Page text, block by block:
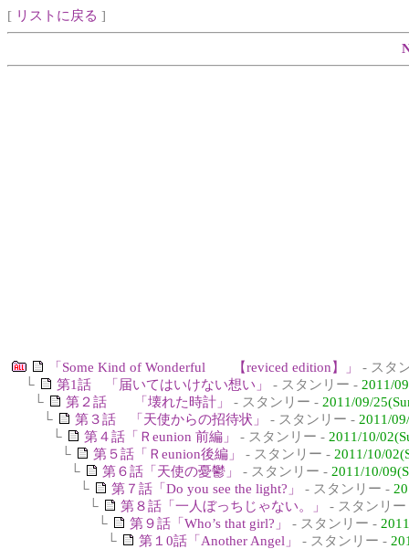
[ リストに戻る ]
「Some Kind of Wonderful 【reviced edition】」
- スタ
└
第1話 「届いてはいけない想い」 - スタンリー - 2011/
└
第２話 「壊れた時計」 - スタンリー - 2011/09/
└
第３話 「天使からの招待状」 - スタンリー - 2011/
└
第４話「Ｒeunion 前編」 - スタンリー - 2011/10/
└
第５話「Ｒeunion後編」 - スタンリー - 2011/10/
└
第６話「天使の憂鬱」 - スタンリー - 2011/10/
└
第７話「Do you see the light?」 - スタンリー -
└
第８話「一人ぼっちじゃない。」
- スタンリ
└
第９話「Who’s that girl?」 - スタンリー -
└
第１0話「Another Angel」 - スタンリー -